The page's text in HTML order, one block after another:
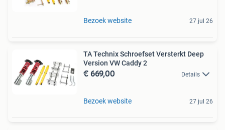
Bezoek website 27 jul 26
TA Technix Schroefset Versterkt Deep
Version VW Caddy 2
€ 669,00 Details
Bezoek website 27 jul 26